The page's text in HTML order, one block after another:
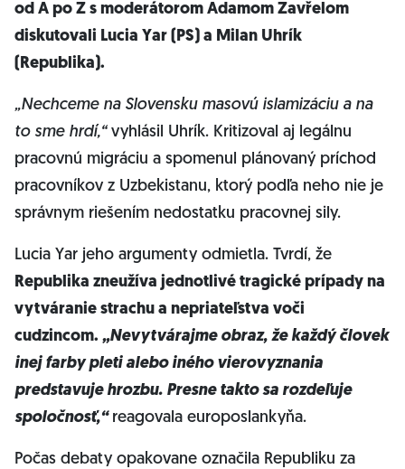
od A po Z s moderátorom Adamom Zavřelom
diskutovali Lucia Yar (PS) a Milan Uhrík
(Republika).
„Nechceme na Slovensku masovú islamizáciu a na
to sme hrdí,“vyhlásil Uhrík. Kritizoval aj legálnu
pracovnú migráciu a spomenul plánovaný príchod
pracovníkov z Uzbekistanu, ktorý podľa neho nie je
správnym riešením nedostatku pracovnej sily.
​Lucia Yar jeho argumenty odmietla. Tvrdí, že
Republika zneužíva jednotlivé tragické prípady na
vytváranie strachu a nepriateľstva voči
cudzincom. „Nevytvárajme obraz, že každý človek
inej farby pleti alebo iného vierovyznania
predstavuje hrozbu. Presne takto sa rozdeľuje
spoločnosť,“reagovala europoslankyňa.
Počas debaty opakovane označila Republiku za